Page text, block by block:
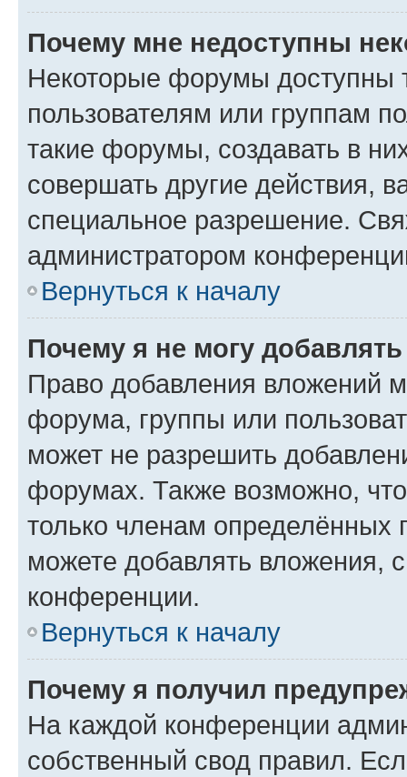
Почему мне недоступны
Некоторые форумы доступны
пользователям или группам
такие форумы, создавать в
совершать другие действия,
специальное разрешение.
администратором
Вернуться к началу
Почему я не могу
Право добавления вложений
форума, группы или
может не разрешить
форумах. Также возможно,
только членам определённых
можете добавлять вложения,
конференции.
Вернуться к началу
Почему я получил
На каждой конференции
собственный свод правил.